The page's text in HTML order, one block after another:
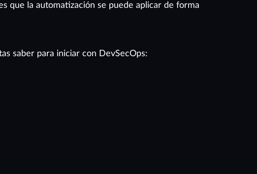
que la automatización se puede aplicar de forma
saber para iniciar con DevSecOps: